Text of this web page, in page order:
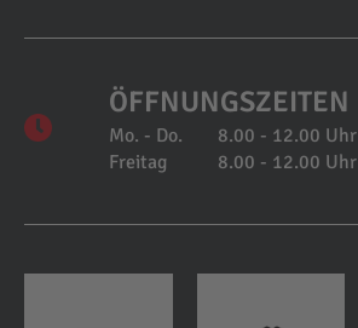
ÖFFNUNGSZEITEN
Mo. - Do. 8.00 - 12.00 Uhr
Freitag
8.00 - 12.00 Uhr